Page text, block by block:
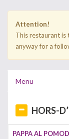
Attention!
This restaurant is
anyway for a
Menu
HORS-
PAPPA AL